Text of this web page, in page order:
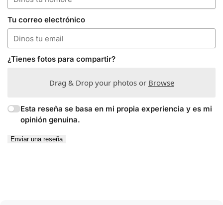
Tu correo electrónico
¿Tienes fotos para compartir?
Drag & Drop your photos or Browse
Esta reseña se basa en mi propia experiencia y es mi
opinión genuina.
Enviar una reseña